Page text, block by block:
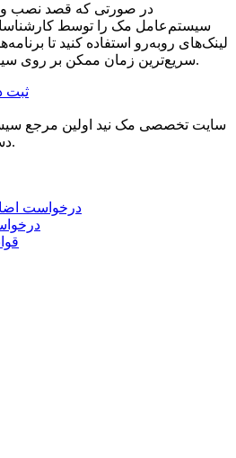
در صورتی که قصد نصب و
سیستم‌عامل مک را توسط کارشناسان
لینک‌های رو‌به‌رو استفاده کنید تا
سریع‌ترین زمان ممکن بر روی سیستم شما نصب و کرک شود.
ثبت
سایت تخصصی مک نید اولین مرجع
دستگاه‌های اپل در ایران است.
درخواست